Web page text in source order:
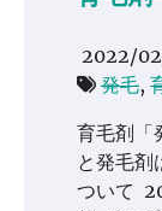
2022/
発毛,
育毛剤「
と発毛剤
ついて